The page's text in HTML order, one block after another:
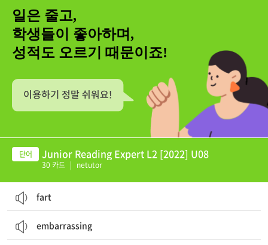
일은 줄고,
학생들이 좋아하며,
성적도 오르기 때문이죠!
Junior Reading Expert L2 [2022] U08
30 카드 | netutor
fart
embarrassing